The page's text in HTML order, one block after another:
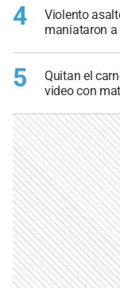
4
Violento
maniataron
5
Quitan el
video con